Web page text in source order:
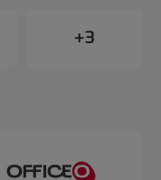
k dispozici
vybraných barev
okénkem, aby
Barva: bílá.
100 kusů.
+3